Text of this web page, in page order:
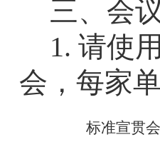
三、 会
1. 请使
会，每家
标准宣贯会